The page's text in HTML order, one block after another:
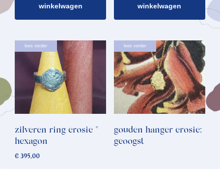
winkelwagen
winkelwagen
lees verder
zilveren ring erosie *
hexagon
€ 395,00
lees verder
gouden hanger erosie:
geoogst